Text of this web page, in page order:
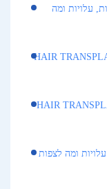
עלויות ומה
HAIR
HAIR
ומה לצפות